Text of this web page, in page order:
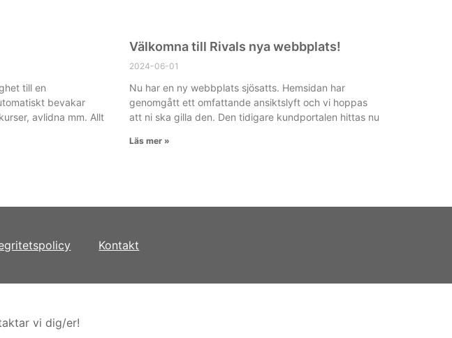
till en
bevakar
avlidna mm. Allt
Välkomna till Rivals nya webbplats!
2024-06-01
Nu har en ny webbplats sjösatts. Hemsidan har
genomgått ett omfattande ansiktslyft och vi hoppas
att ni ska gilla den. Den tidigare kundportalen hittas nu
Läs mer »
Kontakt
vi dig/er!